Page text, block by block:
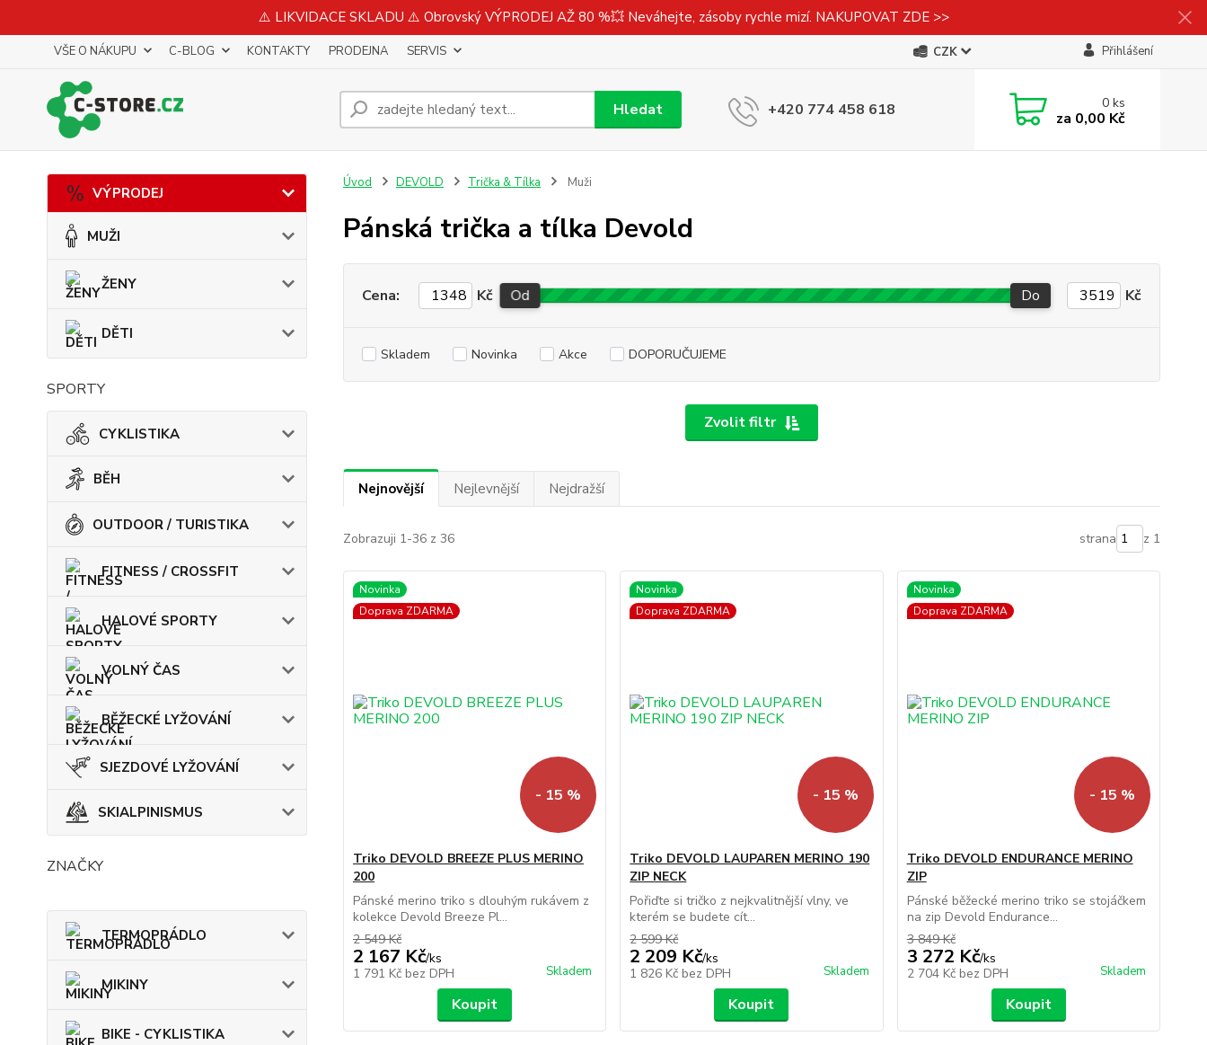
⚠️ LIKVIDACE SKLADU ⚠️ Obrovský VÝPRODEJ AŽ 80 %💥 Neváhejte, zásoby rychle mizí. NAKUPOVAT ZDE >>
VŠE O NÁKUPU C-BLOG KONTAKTY PRODEJNA SERVIS CZK Přihlášení
Hledat +420 774 458 618 0ks
za 0,00 Kč
VÝPRODEJ
MUŽI
ŽENY
DĚTI
SPORTY
CYKLISTIKA
BĚH
OUTDOOR / TURISTIKA
FITNESS / CROSSFIT
HALOVÉ SPORTY
VOLNÝ ČAS
BĚŽECKÉ LYŽOVÁNÍ
SJEZDOVÉ LYŽOVÁNÍ
SKIALPINISMUS
ZNAČKY
TERMOPRÁDLO
MIKINY
BIKE - CYKLISTIKA
Úvod DEVOLD Trička & Tílka Muži
Pánská trička a tílka Devold
Zvolit filtr
Cena: Kč Od Do Kč
Skladem Novinka Akce DOPORUČUJEME
Nejnovější Nejlevnější Nejdražší
Zobrazuji 1-36 z 36 strana z 1
Novinka
Doprava ZDARMA
- 15 %
Triko DEVOLD BREEZE PLUS MERINO
200
Pánské merino triko s dlouhým rukávem z
kolekce Devold Breeze Pl...
2 549 Kč
2 167 Kč/ks
1 791 Kč bez DPH Skladem
Koupit
Novinka
Doprava ZDARMA
- 15 %
Triko DEVOLD LAUPAREN MERINO 190
ZIP NECK
Pořiďte si tričko z nejkvalitnější vlny, ve
kterém se budete cít...
2 599 Kč
2 209 Kč/ks
1 826 Kč bez DPH Skladem
Koupit
Novinka
Doprava ZDARMA
- 15 %
Triko DEVOLD ENDURANCE MERINO
ZIP
Pánské běžecké merino triko se stojáčkem
na zip Devold Endurance...
3 849 Kč
3 272 Kč/ks
2 704 Kč bez DPH Skladem
Koupit